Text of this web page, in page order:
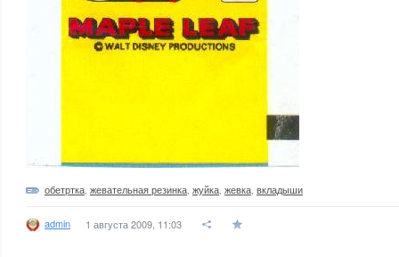
обетртка жевательная резинка жуйка жевка вкладыши
admin 1 августа 2009, 11:03